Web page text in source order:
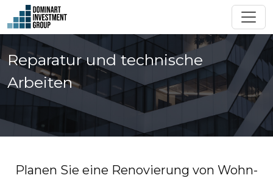
Reparatur und technische
Arbeiten
Planen Sie eine Renovierung von Wohn-